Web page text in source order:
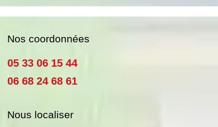
Nos coordonnées
05 33 06 15 44
06 68 24 68 61
Nous localiser